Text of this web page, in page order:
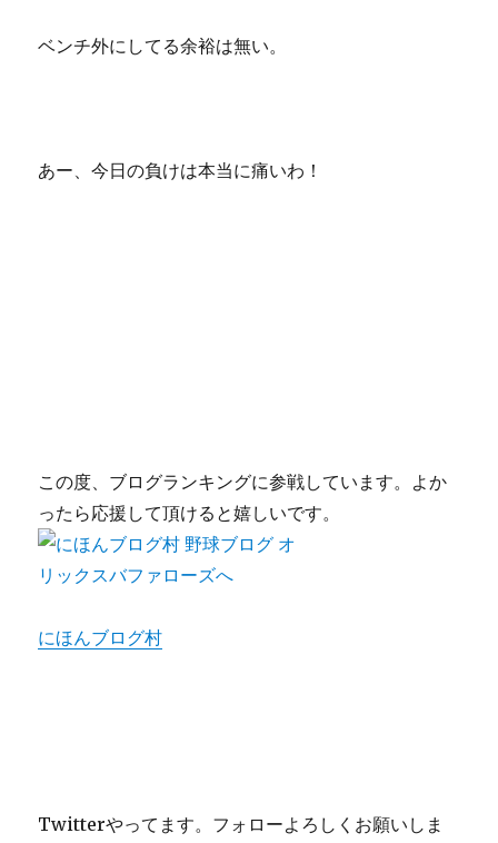
ベンチ外にしてる余裕は無い。
あー、今日の負けは本当に痛いわ！
この度、ブログランキングに参戦しています。よか
ったら応援して頂けると嬉しいです。
にほんブログ村
Twitterやってます。フォローよろしくお願いしま